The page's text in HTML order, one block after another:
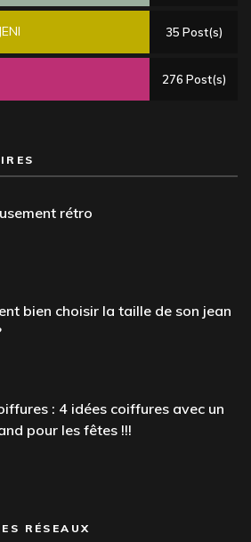
35 Post(s)
276 Post(s)
rétro
bien choisir la taille de son jean
: 4 idées coiffures avec un
pour les fêtes !!!
RÉSEAUX